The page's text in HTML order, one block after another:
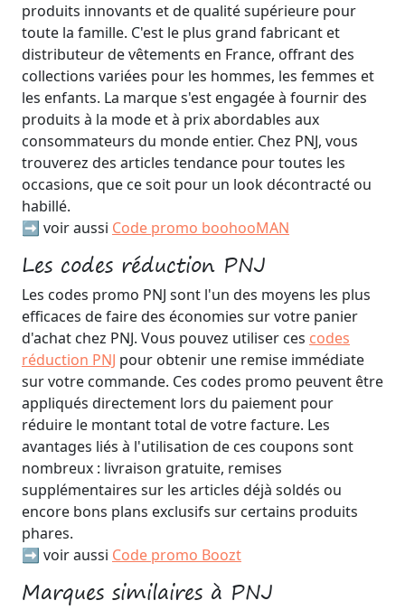
produits innovants et de qualité supérieure pour
toute la famille. C'est le plus grand fabricant et
distributeur de vêtements en France, offrant des
collections variées pour les hommes, les femmes et
les enfants. La marque s'est engagée à fournir des
produits à la mode et à prix abordables aux
consommateurs du monde entier. Chez PNJ, vous
trouverez des articles tendance pour toutes les
occasions, que ce soit pour un look décontracté ou
habillé.
➡️ voir aussi Code promo boohooMAN
Les codes réduction PNJ
Les codes promo PNJ sont l'un des moyens les plus
efficaces de faire des économies sur votre panier
d'achat chez PNJ. Vous pouvez utiliser ces codes
réduction PNJ pour obtenir une remise immédiate
sur votre commande. Ces codes promo peuvent être
appliqués directement lors du paiement pour
réduire le montant total de votre facture. Les
avantages liés à l'utilisation de ces coupons sont
nombreux : livraison gratuite, remises
supplémentaires sur les articles déjà soldés ou
encore bons plans exclusifs sur certains produits
phares.
➡️ voir aussi Code promo Boozt
Marques similaires à PNJ